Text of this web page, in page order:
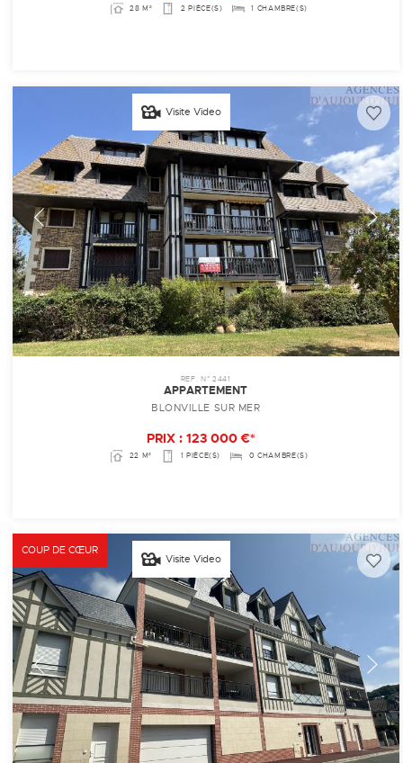
28 M² 2 PIÈCE(S) 1 CHAMBRE(S)
Visite Video
REF. N° 2441
APPARTEMENT
BLONVILLE SUR MER
PRIX : 123 000 €*
22 M² 1 PIÈCE(S) 0 CHAMBRE(S)
Visite Video
COUP DE CŒUR